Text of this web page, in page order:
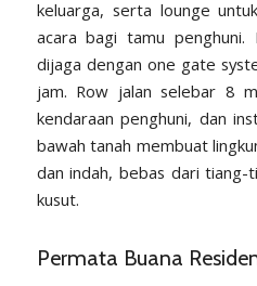
keluarga, serta lounge
acara bagi tamu penghuni.
dijaga dengan one gate
jam. Row jalan selebar 8
kendaraan penghuni, dan
bawah tanah membuat
dan indah, bebas dari tiang-
kusut.
Permata Buana